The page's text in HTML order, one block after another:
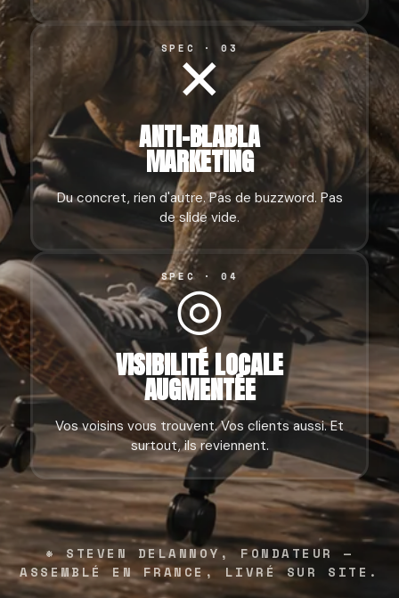
SPEC · 03
✕
ANTI-BLABLA
MARKETING
Du concret, rien d'autre. Pas de buzzword. Pas
de slide vide.
SPEC · 04
◎
VISIBILITÉ LOCALE
AUGMENTÉE
Vos voisins vous trouvent. Vos clients aussi. Et
surtout, ils reviennent.
* STEVEN DELANNOY, FONDATEUR —
ASSEMBLÉ EN FRANCE, LIVRÉ SUR SITE.